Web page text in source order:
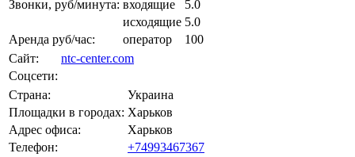
Звонки, руб/минута: входящие
5.0
исходящие 5.0
Аренда руб/час:
оператор
100
Сайт:
ntc-center.com
Соцсети:
Страна:
Украина
Площадки в городах: Харьков
Адрес офиса:
Харьков
Телефон:
+74993467367